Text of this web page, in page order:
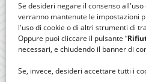
Se desideri negare il consenso
verranno mantenute le impostazioni
l'uso di cookie o di altri strumenti di
Oppure puoi cliccare il pulsante “
necessari, e chiudendo il banner di
Se, invece, desideri accettare tutti i